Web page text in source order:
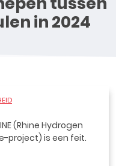
in 2024
(Rhine Hydrogen
project) is een feit.